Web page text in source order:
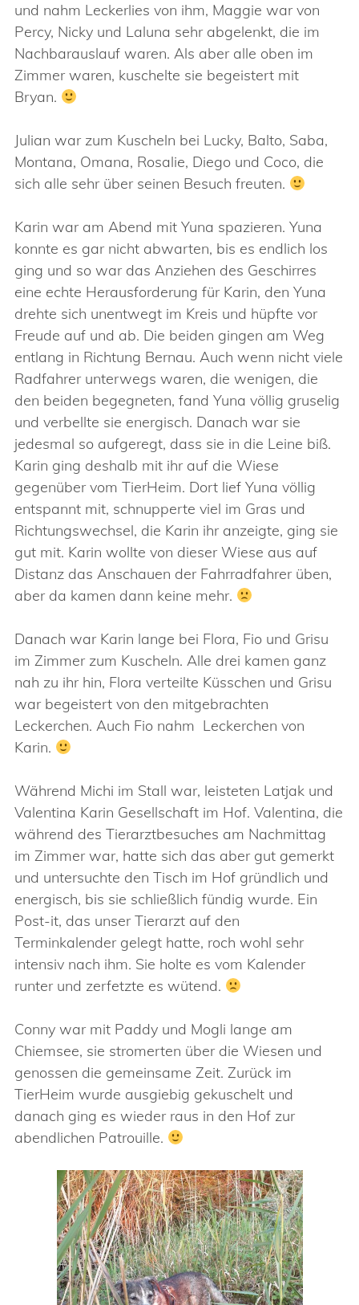
und nahm Leckerlies von ihm, Maggie war von
Percy, Nicky und Laluna sehr abgelenkt, die im
Nachbarauslauf waren. Als aber alle oben im
Zimmer waren, kuschelte sie begeistert mit
Bryan.
Julian war zum Kuscheln bei Lucky, Balto, Saba,
Montana, Omana, Rosalie, Diego und Coco, die
sich alle sehr über seinen Besuch freuten.
Karin war am Abend mit Yuna spazieren. Yuna
konnte es gar nicht abwarten, bis es endlich los
ging und so war das Anziehen des Geschirres
eine echte Herausforderung für Karin, den Yuna
drehte sich unentwegt im Kreis und hüpfte vor
Freude auf und ab. Die beiden gingen am Weg
entlang in Richtung Bernau. Auch wenn nicht viele
Radfahrer unterwegs waren, die wenigen, die
den beiden begegneten, fand Yuna völlig gruselig
und verbellte sie energisch. Danach war sie
jedesmal so aufgeregt, dass sie in die Leine biß.
Karin ging deshalb mit ihr auf die Wiese
gegenüber vom TierHeim. Dort lief Yuna völlig
entspannt mit, schnupperte viel im Gras und
Richtungswechsel, die Karin ihr anzeigte, ging sie
gut mit. Karin wollte von dieser Wiese aus auf
Distanz das Anschauen der Fahrradfahrer üben,
aber da kamen dann keine mehr.
Danach war Karin lange bei Flora, Fio und Grisu
im Zimmer zum Kuscheln. Alle drei kamen ganz
nah zu ihr hin, Flora verteilte Küsschen und Grisu
war begeistert von den mitgebrachten
Leckerchen. Auch Fio nahm Leckerchen von
Karin.
Während Michi im Stall war, leisteten Latjak und
Valentina Karin Gesellschaft im Hof. Valentina, die
während des Tierarztbesuches am Nachmittag
im Zimmer war, hatte sich das aber gut gemerkt
und untersuchte den Tisch im Hof gründlich und
energisch, bis sie schließlich fündig wurde. Ein
Post-it, das unser Tierarzt auf den
Terminkalender gelegt hatte, roch wohl sehr
intensiv nach ihm. Sie holte es vom Kalender
runter und zerfetzte es wütend.
Conny war mit Paddy und Mogli lange am
Chiemsee, sie stromerten über die Wiesen und
genossen die gemeinsame Zeit. Zurück im
TierHeim wurde ausgiebig gekuschelt und
danach ging es wieder raus in den Hof zur
abendlichen Patrouille.